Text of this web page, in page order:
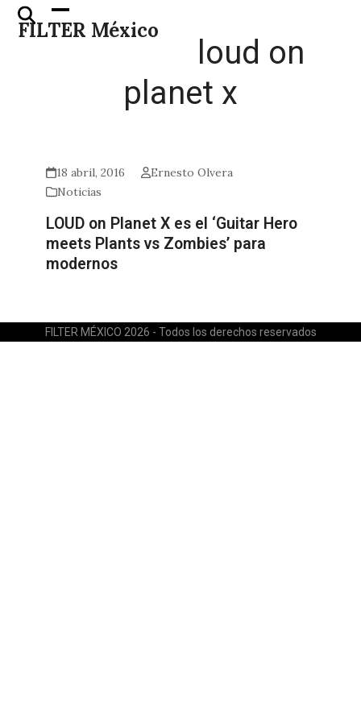
Skip
FILTER México
Open
mobile
Close
mobile
loud on
planet x
18 abril, 2016
Ernesto Olvera
Noticias
LOUD on Planet X es el ‘Guitar Hero
meets Plants vs Zombies’ para
modernos
FILTER MÉXICO 2026 - Todos los derechos reservados